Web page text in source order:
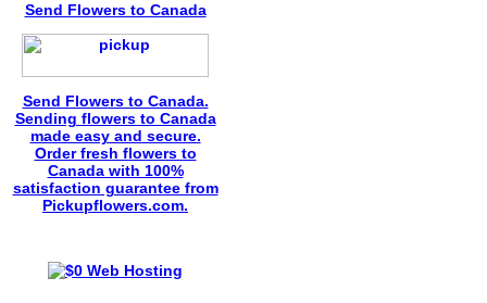
Send Flowers to Canada
Send Flowers to Canada.
Sending flowers to Canada
made easy and secure.
Order fresh flowers to
Canada with 100%
satisfaction guarantee from
Pickupflowers.com.